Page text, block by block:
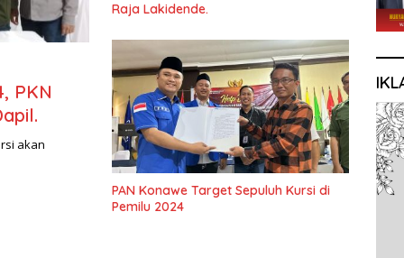
PKN
akan
Raja Lakidende.
PAN Konawe Target Sepuluh Kursi di
Pemilu 2024